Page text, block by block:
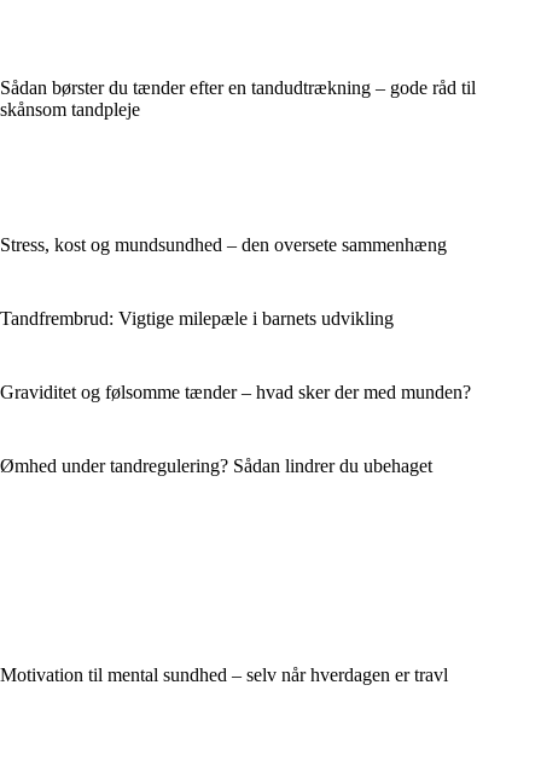
Sådan børster du tænder efter en tandudtrækning – gode råd til
skånsom tandpleje
Stress, kost og mundsundhed – den oversete sammenhæng
Tandfrembrud: Vigtige milepæle i barnets udvikling
Graviditet og følsomme tænder – hvad sker der med munden?
Ømhed under tandregulering? Sådan lindrer du ubehaget
Motivation til mental sundhed – selv når hverdagen er travl